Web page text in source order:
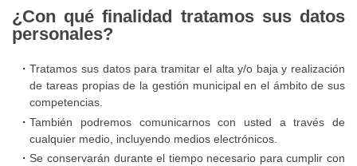
de
Terceros
Período
Medio
de
Protocolo
en
de
alertas
meteorológicas
Suelos
para
deporte
Protocolo
para
¿Con qué finalidad tratamos sus datos
personales?
Tratamos sus datos para tramitar el alta y/o baja y realización
de tareas propias de la gestión municipal en el ámbito de sus
competencias.
También podremos comunicarnos con usted a través de
cualquier medio, incluyendo medios electrónicos.
Se conservarán durante el tiempo necesario para cumplir con